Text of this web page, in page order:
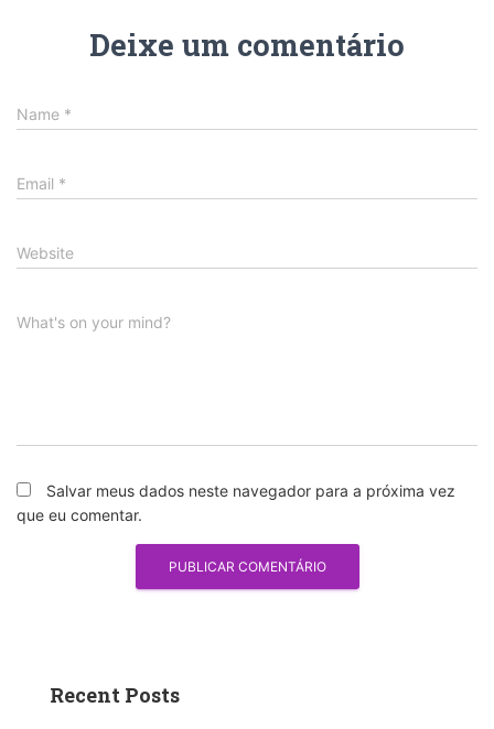
Deixe um comentário
Name *
Email *
Website
What's on your mind?
Salvar meus dados neste navegador para a próxima vez
que eu comentar.
Recent Posts